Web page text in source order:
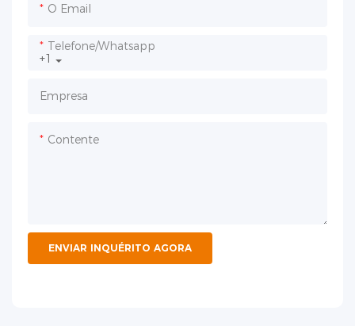
O Email
+1
Telefone/whatsapp
Empresa
Contente
ENVIAR INQUÉRITO AGORA